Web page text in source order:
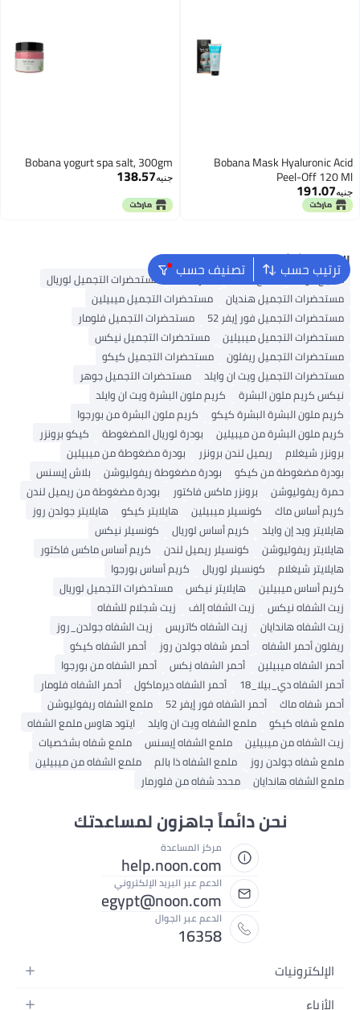
Bobana Mask Hyaluronic Acid
Peel-Off 120 Ml
جنيه191.07
Bobana yogurt spa salt, 300gm
جنيه138.57
ترتيب حسب تصنيف حسب البحث الشائع
مكياج الوجه ملمع شفاه أحمر شفاه
مستحضرات التجميل لوريال
مستحضرات التجميل هنديان
مستحضرات التجميل ميبيلين
مستحضرات التجميل فور إيفر 52
مستحضرات التجميل فلومار
مستحضرات التجميل ميبيلين
مستحضرات التجميل نيكس
مستحضرات التجميل ريفلون
مستحضرات التجميل كيكو
مستحضرات التجميل ويت ان وايلد
مستحضرات التجميل جوهر
نيكس كريم ملون البشرة
كريم ملون البشرة ويت ان وايلد
كريم ملون البشرة البشرة كيكو
كريم ملون البشرة من بورجوا
كريم ملون البشرة من ميبيلين
بودرة لوريال المضغوطة
كيكو برونزر
برونزر شيغلام
ريميل لندن برونزر
بودرة مضغوطة من ميبيلين
بودرة مضغوطة من كيكو
بودرة مضغوطة ريفوليوشن
بلاش إيسنس
حمرة ريفوليوشن
برونزر ماكس فاكتور
بودرة مضغوطة من ريميل لندن
كريم أساس ماك
كونسيلر ميبيلين هايلايتر كيكو
هايلايتر جولدن روز
هايلايتر ويد إن وايلد
كريم أساس لوريال
كونسيلر نيكس
هايلايتر ريفوليوشن
كونسيلر ريميل لندن
كريم أساس ماكس فاكتور
هايلايتر شيغلام
كونسيلر لوريال
كريم أساس بورجوا
كريم أساس ميبيلين
هايلايتر نيكس
مستحضرات التجميل لوريال
زيت الشفاه نيكس
زيت الشفاه إلف
زيت شجلام للشفاه
زيت الشفاه هاندايان
زيت الشفاه كاتريس
زيت الشفاه جولدن_روز
ريفلون أحمر الشفاه
أحمر شفاه جولدن روز
أحمر الشفاه كيكو
أحمر الشفاه ميبيلين
أحمر الشفاه نِكس
أحمر الشفاه من بورجوا
أحمر الشفاه دي_بيلا_18
أحمر الشفاه ديرماكول
أحمر الشفاه فلومار
أحمر شفاه ماك
أحمر الشفاه فور إيفر 52
ملمع الشفاه ريفوليوشن
ملمع شفاه كيكو
ملمع الشفاه ويت ان وايلد
ايتود هاوس ملمع الشفاه
زيت الشفاه من ميبيلين
ملمع الشفاه إيسنس
ملمع شفاه بشخصيات
ملمع شفاه جولدن روز
ملمع الشفاه ذا بالم
ملمع الشفاه من ميبيلين
ملمع الشفاه هاندايان
محدد شفاه من فلورمار
نحن دائماً جاهزون لمساعدتك
مركز المساعدة
help.noon.com
الدعم عبر البريد الإلكتروني
egypt@noon.com
الدعم عبر الجوال
16358
الإلكترونيات
الهواتف المتحركة
الأزياء